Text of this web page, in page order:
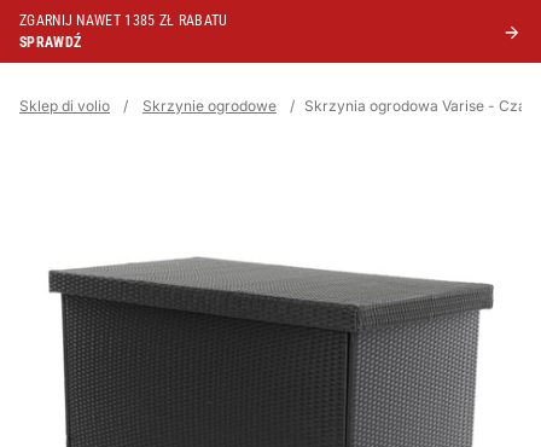
ZGARNIJ NAWET 1385 ZŁ RABATU
SPRAWDŹ
Sklep di volio / Skrzynie ogrodowe / Skrzynia ogrodowa Varise -